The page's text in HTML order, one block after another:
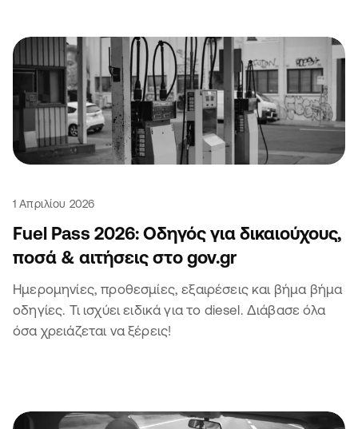
1 Απριλίου 2026
Fuel Pass 2026: Οδηγός για δικαιούχους,
ποσά & αιτήσεις στο gov.gr
Ημερομηνίες, προθεσμίες, εξαιρέσεις και βήμα βήμα
οδηγίες. Τι ισχύει ειδικά για το diesel. Διάβασε όλα
όσα χρειάζεται να ξέρεις!